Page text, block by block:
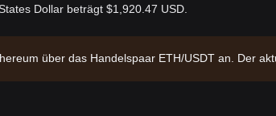
Dollar beträgt $1,920.47 USD.
über das Handelspaar ETH/USDT an. Der